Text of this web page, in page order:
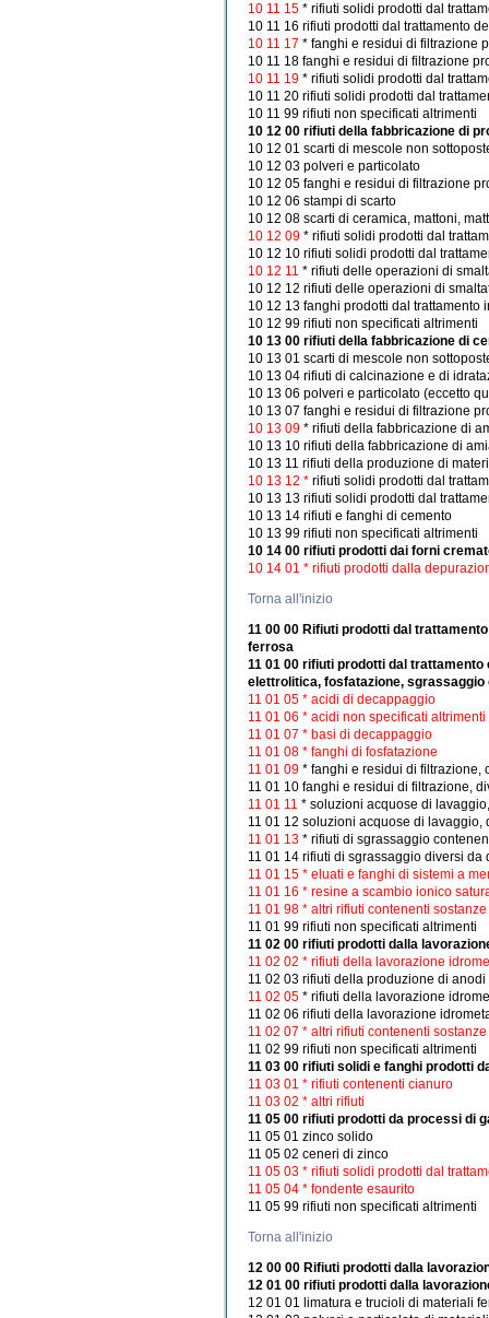
10 11 15 * rifiuti solidi prodotti dal
10 11 16 rifiuti prodotti dal trattamento
10 11 17 * fanghi e residui di filtrazione
10 11 18 fanghi e residui di filtrazione
10 11 19 * rifiuti solidi prodotti dal
10 11 20 rifiuti solidi prodotti dal
10 11 99 rifiuti non specificati altrimenti
10 12 00 rifiuti della fabbricazione di
10 12 01 scarti di mescole non
10 12 03 polveri e particolato
10 12 05 fanghi e residui di filtrazione
10 12 06 stampi di scarto
10 12 08 scarti di ceramica, mattoni,
10 12 09 * rifiuti solidi prodotti dal
10 12 10 rifiuti solidi prodotti dal
10 12 11 * rifiuti delle operazioni di
10 12 12 rifiuti delle operazioni di
10 12 13 fanghi prodotti dal trattamento
10 12 99 rifiuti non specificati altrimenti
10 13 00 rifiuti della fabbricazione di
10 13 01 scarti di mescole non
10 13 04 rifiuti di calcinazione e di
10 13 06 polveri e particolato (eccetto
10 13 07 fanghi e residui di filtrazione
10 13 09 * rifiuti della fabbricazione di
10 13 10 rifiuti della fabbricazione di
10 13 11 rifiuti della produzione di
10 13 12 * rifiuti solidi prodotti dal
10 13 13 rifiuti solidi prodotti dal
10 13 14 rifiuti e fanghi di cemento
10 13 99 rifiuti non specificati altrimenti
10 14 00 rifiuti prodotti dai forni
10 14 01 * rifiuti prodotti dalla
Torna all'inizio
11 00 00 Rifiuti prodotti dal
ferrosa
11 01 00 rifiuti prodotti dal
elettrolitica, fosfatazione, sgrassaggio
11 01 05 * acidi di decappaggio
11 01 06 * acidi non specificati altrimenti
11 01 07 * basi di decappaggio
11 01 08 * fanghi di fosfatazione
11 01 09 * fanghi e residui di filtrazione,
11 01 10 fanghi e residui di filtrazione,
11 01 11 * soluzioni acquose di
11 01 12 soluzioni acquose di
11 01 13 * rifiuti di sgrassaggio
11 01 14 rifiuti di sgrassaggio diversi
11 01 15 * eluati e fanghi di sistemi a
11 01 16 * resine a scambio ionico
11 01 98 * altri rifiuti contenenti
11 01 99 rifiuti non specificati altrimenti
11 02 00 rifiuti prodotti dalla
11 02 02 * rifiuti della lavorazione
11 02 03 rifiuti della produzione di
11 02 05 * rifiuti della lavorazione
11 02 06 rifiuti della lavorazione
11 02 07 * altri rifiuti contenenti
11 02 99 rifiuti non specificati altrimenti
11 03 00 rifiuti solidi e fanghi prodotti
11 03 01 * rifiuti contenenti cianuro
11 03 02 * altri rifiuti
11 05 00 rifiuti prodotti da processi di
11 05 01 zinco solido
11 05 02 ceneri di zinco
11 05 03 * rifiuti solidi prodotti dal
11 05 04 * fondente esaurito
11 05 99 rifiuti non specificati altrimenti
Torna all'inizio
12 00 00 Rifiuti prodotti dalla
12 01 00 rifiuti prodotti dalla
12 01 01 limatura e trucioli di materiali